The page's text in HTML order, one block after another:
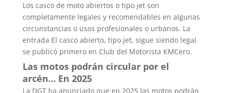
Los casco de moto abiertos o tipo jet son
completamente legales y recomendables en algunas
circunstancias o usos profesionales o urbanos. La
entrada El casco abierto, tipo jet, sigue siendo legal
se publicó primero en Club del Motorista KMCero.
Las motos podrán circular por el
arcén… En 2025
La DGT ha anunciado que en 2025 las motos podrán